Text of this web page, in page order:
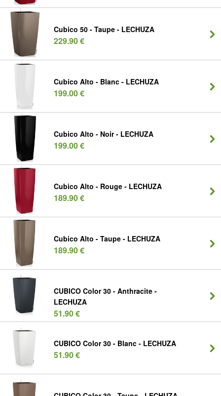
Cubico 50 - Taupe - LECHUZA
229.90 €
Cubico Alto - Blanc - LECHUZA
199.00 €
Cubico Alto - Noir - LECHUZA
199.00 €
Cubico Alto - Rouge - LECHUZA
189.90 €
Cubico Alto - Taupe - LECHUZA
189.90 €
CUBICO Color 30 - Anthracite -
LECHUZA
51.90 €
CUBICO Color 30 - Blanc - LECHUZA
51.90 €